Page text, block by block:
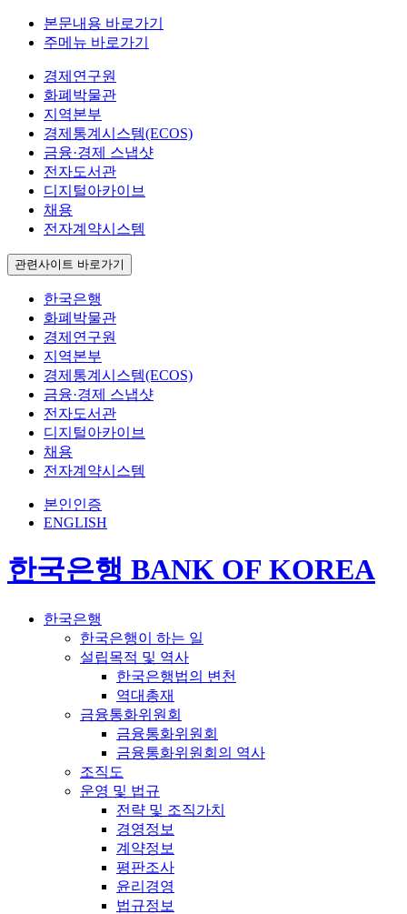
본문내용 바로가기
주메뉴 바로가기
경제연구원
화폐박물관
지역본부
경제통계시스템(ECOS)
금융·경제 스냅샷
전자도서관
디지털아카이브
채용
전자계약시스템
관련사이트 바로가기
한국은행
화폐박물관
경제연구원
지역본부
경제통계시스템(ECOS)
금융·경제 스냅샷
전자도서관
디지털아카이브
채용
전자계약시스템
본인인증
ENGLISH
한국은행 BANK OF KOREA
한국은행
한국은행이 하는 일
설립목적 및 역사
한국은행법의 변천
역대총재
금융통화위원회
금융통화위원회
금융통화위원회의 역사
조직도
운영 및 법규
전략 및 조직가치
경영정보
계약정보
평판조사
윤리경영
법규정보